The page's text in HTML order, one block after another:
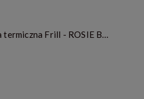
Konges Slojd - Kurtka termiczna Frill - ROSIE BLUSH